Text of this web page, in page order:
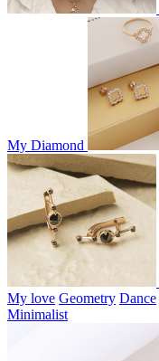
My Diamond
My love Geometry Dance
Minimalist